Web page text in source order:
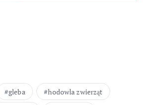
gleba
hodowla zwierząt